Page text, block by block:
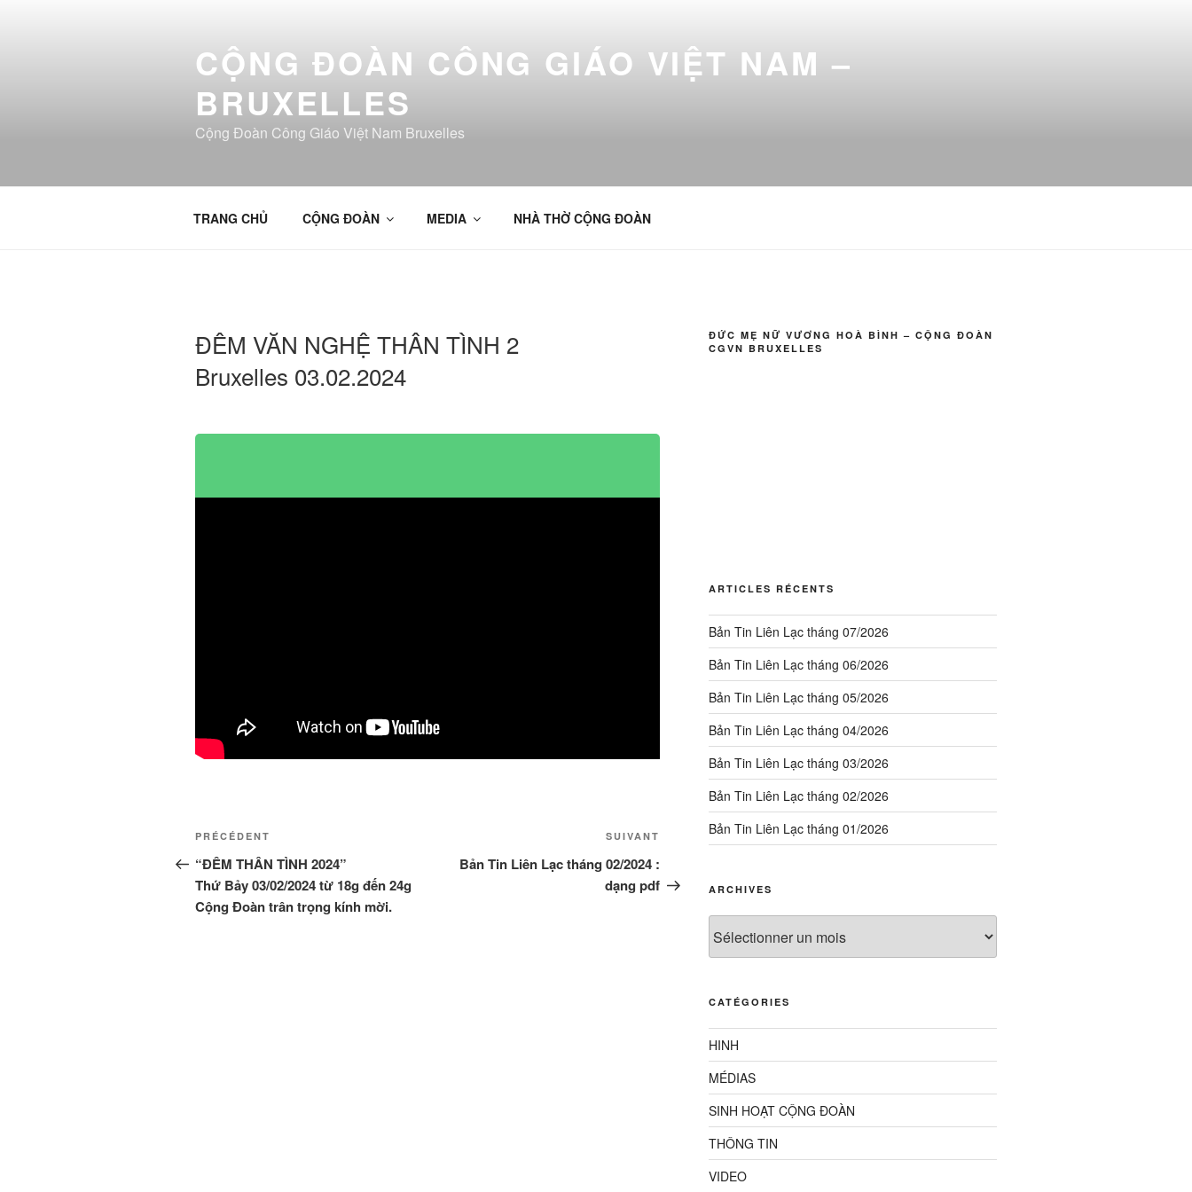
CỘNG ĐOÀN CÔNG GIÁO VIỆT NAM –
BRUXELLES
Cộng Đoàn Công Giáo Việt Nam Bruxelles
TRANG CHỦ CỘNG ĐOÀN MEDIA NHÀ THỜ CỘNG ĐOÀN
ĐÊM VĂN NGHỆ THÂN TÌNH 2
Bruxelles 03.02.2024
Navigation
de
l’article
Article
précédent
PRÉCÉDENT
“ĐÊM THÂN TÌNH 2024”
Thứ Bảy 03/02/2024 từ 18g đến 24g
Cộng Đoàn trân trọng kính mời.
SUIVANT
Bản Tin Liên Lạc tháng 02/2024 :
dạng pdf
ĐỨC MẸ NỮ VƯƠNG HOÀ BÌNH – CỘNG ĐOÀN
CGVN BRUXELLES
ARTICLES RÉCENTS
Bản Tin Liên Lạc tháng 07/2026
Bản Tin Liên Lạc tháng 06/2026
Bản Tin Liên Lạc tháng 05/2026
Bản Tin Liên Lạc tháng 04/2026
Bản Tin Liên Lạc tháng 03/2026
Bản Tin Liên Lạc tháng 02/2026
Bản Tin Liên Lạc tháng 01/2026
ARCHIVES
CATÉGORIES
HINH
MÉDIAS
SINH HOẠT CỘNG ĐOÀN
THÔNG TIN
VIDEO